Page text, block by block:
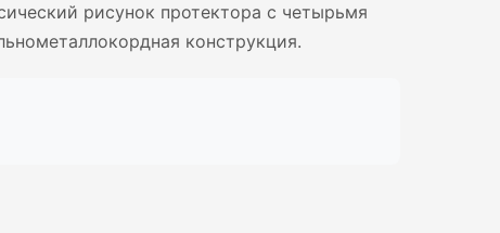
рисунок протектора с четырьмя
конструкция.